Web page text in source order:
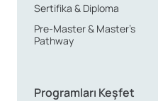
Sertifika & Diploma
Pre-Master & Master’s
Pathway
Programları Keşfet